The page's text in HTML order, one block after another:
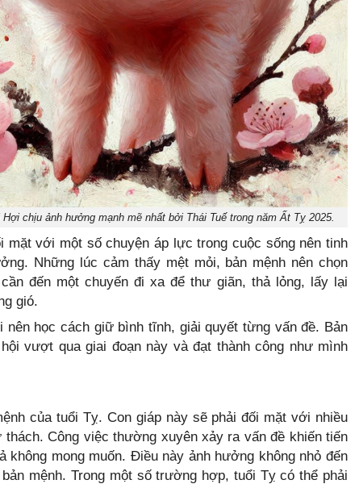
chịu ảnh hưởng mạnh mẽ nhất bởi Thái Tuế trong năm Ất Tỵ 2025.
mặt với một số chuyện áp lực trong cuộc sống nên tinh
Những lúc cảm thấy mệt mỏi, bản mệnh nên chọn
đến một chuyến đi xa để thư giãn, thả lỏng, lấy lại
gió.
học cách giữ bình tĩnh, giải quyết từng vấn đề. Bản
vượt qua giai đoạn này và đạt thành công như mình
của tuổi Tỵ. Con giáp này sẽ phải đối mặt với nhiều
Công việc thường xuyên xảy ra vấn đề khiến tiến
không mong muốn. Điều này ảnh hưởng không nhỏ đến
mệnh. Trong một số trường hợp, tuổi Tỵ có thể phải